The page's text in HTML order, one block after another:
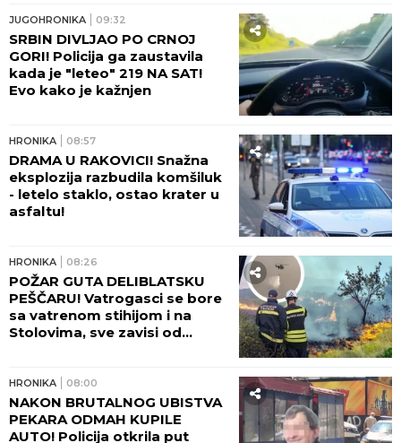
ZANEMEO! Saslušan
osumnjičeni za ubistvo na
Novom Beogradu, tužilaštvo
traži pritvor!
JUGOHRONIKA 13:00
CRVENO?! Stravični detalji
sudara vozova: U kompoziciji
bilo pedesetak ljudi, IMA
TEŠKO POVREĐENIH!
JUGOHRONIKA
PRONAĐENO U KUĆI! Policija
uhapsila ženu (37) koja je
navodno bila sa njim u vezi!
JUGOHRONIKA 11:05
teretni voz! IMA POVREĐENIH!